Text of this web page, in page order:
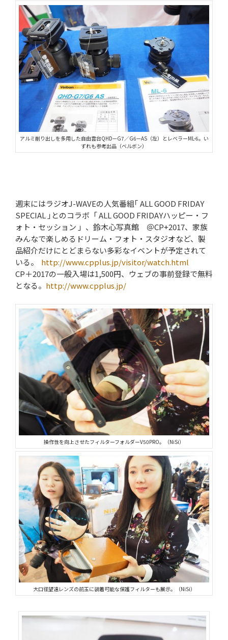
アルミ削り出しを多用した自由雲台QHD—G7／G6—AS（左）とレベラーML-6。い
ずれも参考出品（ベルボン）
週末にはラジオJ-WAVEの人気番組｢ ALL GOOD FRIDAY
SPECIAL ｣とのコラボ「 ALL GOOD FRIDAYハッピー・フ
ォト・セッション 」、鈴木心写真館 ＠CP+2017、家族
みんなで楽しめるドリーム・フォト・スタジオなど、製
品紹介だけにとどまらない多彩なイベントが予定されて
いる。 http://www.cpplus.jp/visitor/watch.html
CP＋2017の一般入場は1,500円、ウェブの事前登録で無料
となる。 http://www.cpplus.jp/
操作性を向上させたフィルターフォルダーV50PRO。（NiSi）
大口径望遠レンズの前玉に装着可能な保護フィルターも展示。（NiSi）